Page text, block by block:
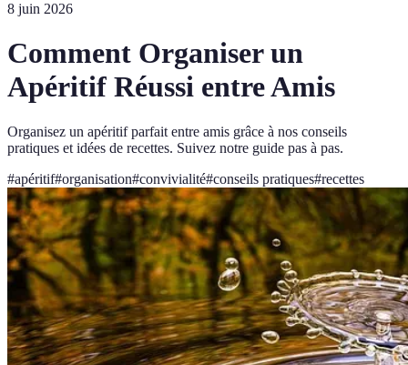
8 juin 2026
Comment Organiser un
Apéritif Réussi entre Amis
Organisez un apéritif parfait entre amis grâce à nos conseils
pratiques et idées de recettes. Suivez notre guide pas à pas.
#apéritif#organisation#convivialité#conseils pratiques#recettes